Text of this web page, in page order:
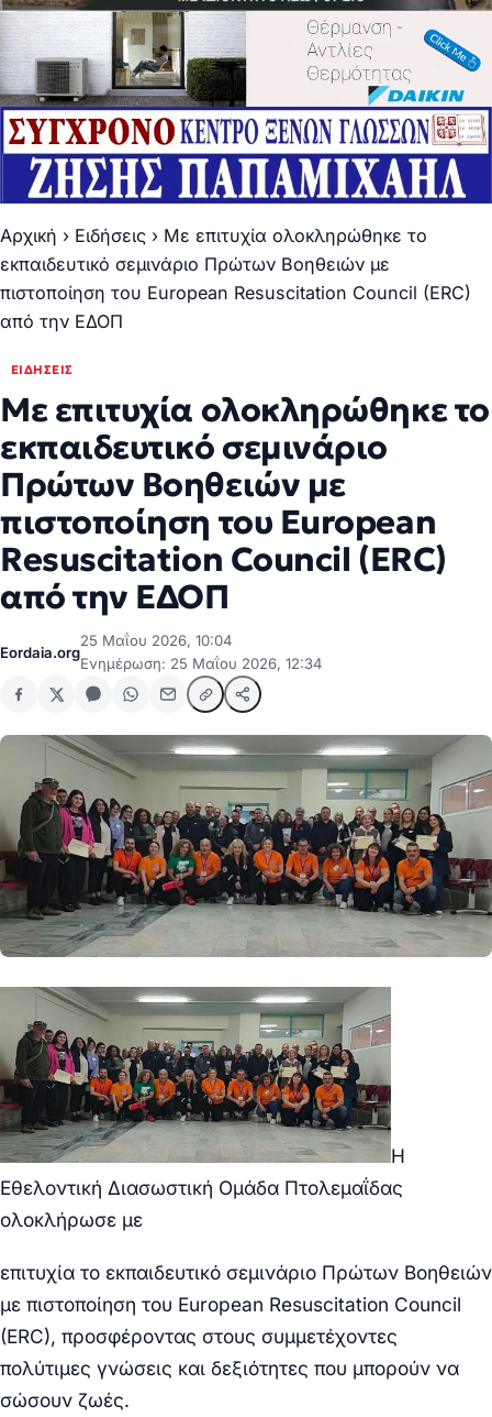
Αρχική › Ειδήσεις › Με επιτυχία ολοκληρώθηκε το
εκπαιδευτικό σεμινάριο Πρώτων Βοηθειών με
πιστοποίηση του European Resuscitation Council (ERC)
από την ΕΔΟΠ
ΕΙΔΉΣΕΙΣ
Με επιτυχία ολοκληρώθηκε το
εκπαιδευτικό σεμινάριο
Πρώτων Βοηθειών με
πιστοποίηση του European
Resuscitation Council (ERC)
από την ΕΔΟΠ
Eordaia.org
25 Μαΐου 2026, 10:04
Ενημέρωση: 25 Μαΐου 2026, 12:34
Η
Εθελοντική Διασωστική Ομάδα Πτολεμαΐδας
ολοκλήρωσε με
επιτυχία το εκπαιδευτικό σεμινάριο Πρώτων Βοηθειών
με πιστοποίηση του European Resuscitation Council
(ERC), προσφέροντας στους συμμετέχοντες
πολύτιμες γνώσεις και δεξιότητες που μπορούν να
σώσουν ζωές.